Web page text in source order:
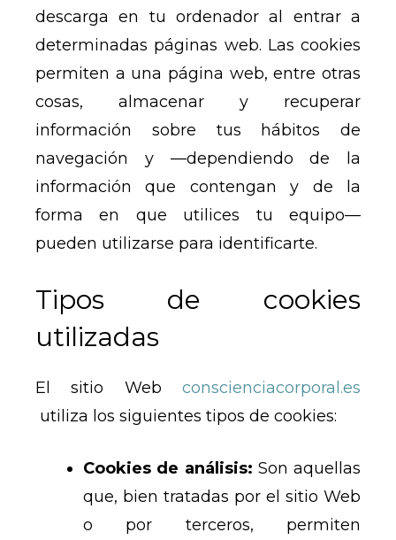
descarga en tu ordenador al entrar a
determinadas páginas web. Las cookies
permiten a una página web, entre otras
cosas, almacenar y recuperar
información sobre tus hábitos de
navegación y —dependiendo de la
información que contengan y de la
forma en que utilices tu equipo—
pueden utilizarse para identificarte.
Tipos de cookies
utilizadas
El sitio Web conscienciacorporal.es
utiliza los siguientes tipos de cookies:
Cookies de análisis: Son aquellas
que, bien tratadas por el sitio Web
o por terceros, permiten